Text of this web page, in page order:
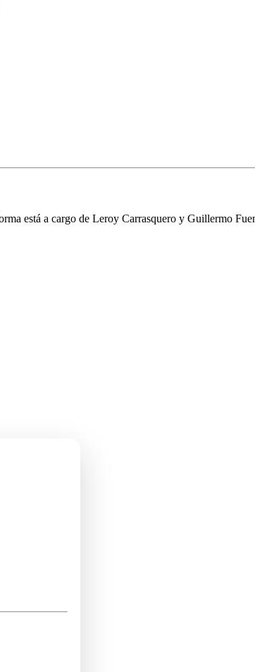
está a cargo de Leroy Carrasquero y Guillermo